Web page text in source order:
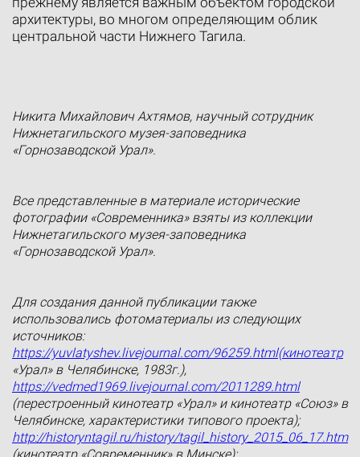
архитектуры, во многом определяющим облик
центральной части Нижнего Тагила.
Никита Михайлович Ахтямов, научный сотрудник
Нижнетагильского музея-заповедника
«Горнозаводской Урал».
Все представленные в материале исторические
фотографии «Современника» взяты из коллекции
Нижнетагильского музея-заповедника
«Горнозаводской Урал».
Для создания данной публикации также
использовались фотоматериалы из следующих
источников:
https://yuvlatyshev.livejournal.com/96259.html(кинотеатр
«Урал» в Челябинске, 1983г.),
https://vedmed1969.livejournal.com/2011289.html
(перестроенный кинотеатр «Урал» и кинотеатр «Союз» в
Челябинске, характеристики типового проекта);
http://historyntagil.ru/history/tagil_history_2015_06_17.htm